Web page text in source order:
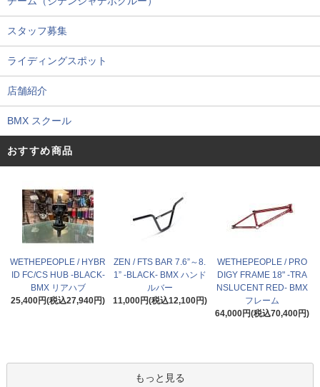
スタッフ募集
ライディングスポット
店舗紹介
BMX スクール
おすすめ商品
WETHEPEOPLE / HYBR
ID FC/CS HUB -BLACK-
BMX リアハブ
25,400円(税込27,940円)
ZEN / FTS BAR 7.6”～8.
1” -BLACK- BMX ハンド
ルバー
11,000円(税込12,100円)
WETHEPEOPLE / PRO
DIGY FRAME 18" -TRA
NSLUCENT RED- BMX
フレーム
64,000円(税込70,400円)
もっと見る